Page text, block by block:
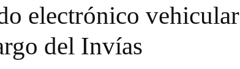
electrónico vehicular
del Invías